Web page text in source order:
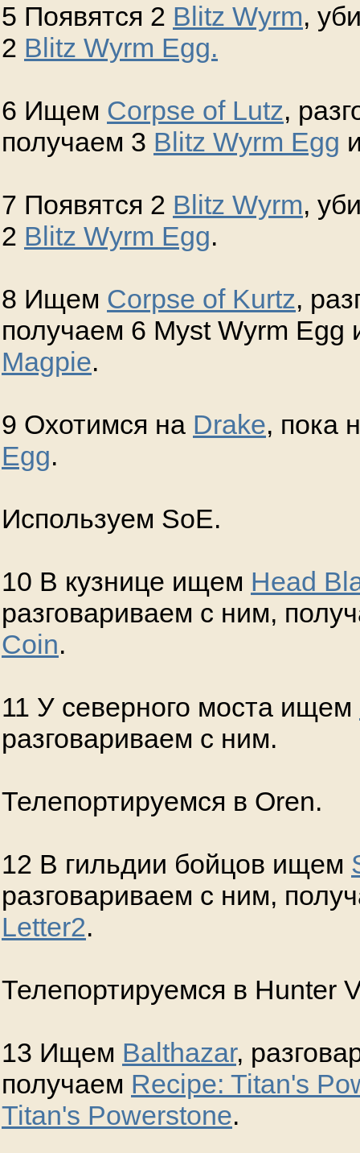
5 Появятся 2 Blitz Wyrm,
2 Blitz Wyrm Egg.
6 Ищем Corpse of Lutz,
получаем 3 Blitz Wyrm Egg
7 Появятся 2 Blitz Wyrm,
2 Blitz Wyrm Egg.
8 Ищем Corpse of Kurtz,
получаем 6 Myst Wyrm Egg
Magpie.
9 Охотимся на Drake, пока
Egg.
Используем SoE.
10 В кузнице ищем Head
разговариваем с ним,
Coin.
11 У северного моста ищем
разговариваем с ним.
Телепортируемся в Oren.
12 В гильдии бойцов ищем
разговариваем с ним,
Letter2.
Телепортируемся в Hunter
13 Ищем Balthazar,
получаем Recipe: Titan's
Titan's Powerstone.